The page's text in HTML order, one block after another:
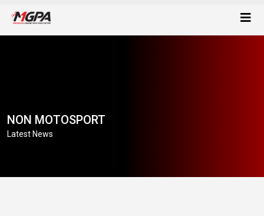
NON MOTOSPORT
Latest News